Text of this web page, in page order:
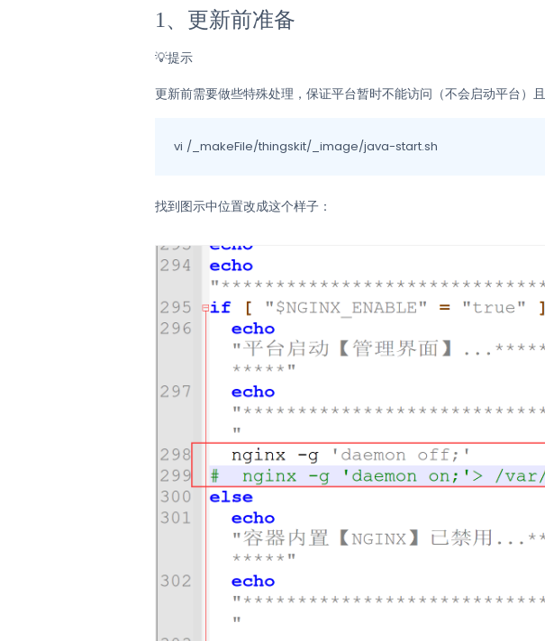
1、更新前准备
💡提示
更新前需要做些特殊处理，保证平台暂时不能访问（不会启动平台）且
找到图示中位置改成这个样子：